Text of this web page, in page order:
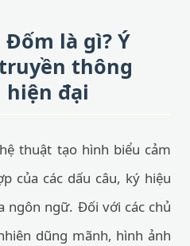
là gì? Ý
thông
đại
thuật tạo hình biểu cảm
của các dấu câu, ký hiệu
ngôn ngữ. Đối với các chủ
dũng mãnh, hình ảnh